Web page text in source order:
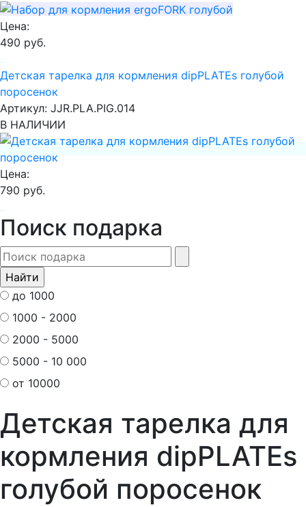
Цена:
490 руб.
Детская тарелка для кормления dipPLATEs голубой
поросенок
Артикул: JJR.PLA.PIG.014
В НАЛИЧИИ
Цена:
790 руб.
Поиск подарка
до 1000
1000 - 2000
2000 - 5000
5000 - 10 000
от 10000
Детская тарелка для
кормления dipPLATEs
голубой поросенок